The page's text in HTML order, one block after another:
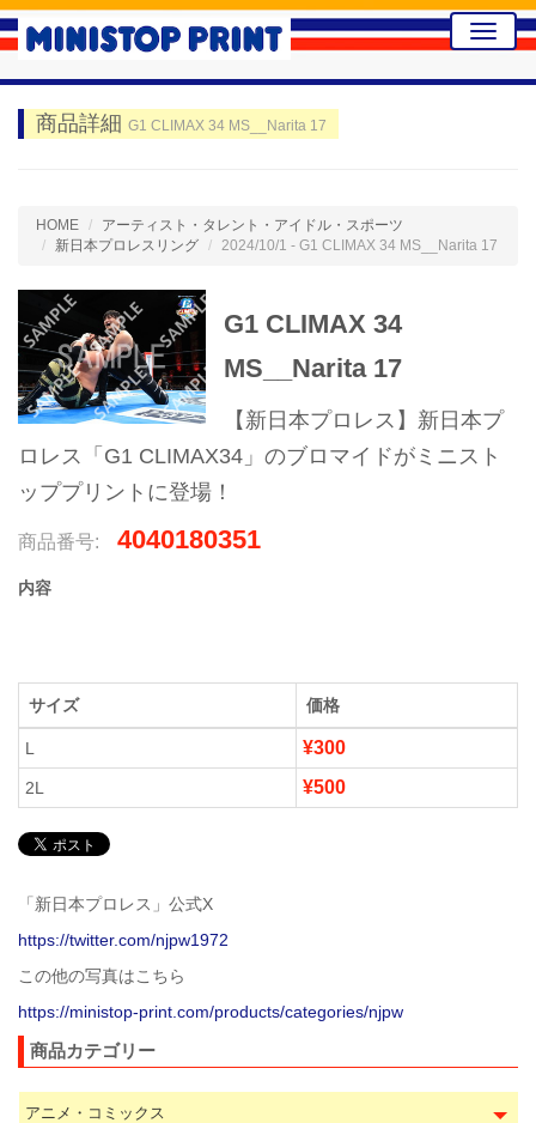
Toggle
商品詳細 G1 CLIMAX 34 MS__Narita 17
HOME
アーティスト・タレント・アイドル・スポーツ
新日本プロレスリング
2024/10/1 - G1 CLIMAX 34 MS__Narita 17
G1 CLIMAX 34
MS__Narita 17
【新日本プロレス】新日本プ
ロレス「G1 CLIMAX34」のブロマイドがミニスト
ッププリントに登場！
商品番号: 4040180351
内容
サイズ 価格
L ¥300
2L ¥500
「新日本プロレス」公式X
https://twitter.com/njpw1972
この他の写真はこちら
https://ministop-print.com/products/categories/njpw
商品カテゴリー
アニメ・コミックス